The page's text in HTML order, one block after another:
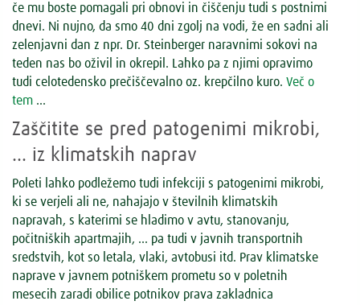
če mu boste pomagali pri obnovi in čiščenju tudi s postnimi
dnevi. Ni nujno, da smo 40 dni zgolj na vodi, že en sadni ali
zelenjavni dan z npr. Dr. Steinberger naravnimi sokovi na
teden nas bo oživil in okrepil. Lahko pa z njimi opravimo
tudi celotedensko prečiščevalno oz. krepčilno kuro. Več o
tem ...
Zaščitite se pred patogenimi mikrobi,
… iz klimatskih naprav
Poleti lahko podležemo tudi infekciji s patogenimi mikrobi,
ki se verjeli ali ne, nahajajo v številnih klimatskih
napravah, s katerimi se hladimo v avtu, stanovanju,
počitniških apartmajih, … pa tudi v javnih transportnih
sredstvih, kot so letala, vlaki, avtobusi itd. Prav klimatske
naprave v javnem potniškem prometu so v poletnih
mesecih zaradi obilice potnikov prava zakladnica